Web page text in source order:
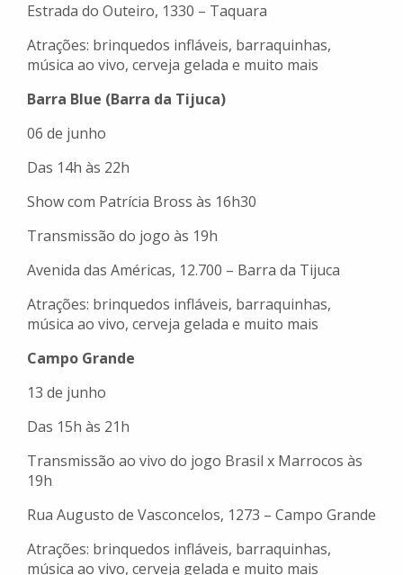
Estrada do Outeiro, 1330 – Taquara
Atrações: brinquedos infláveis, barraquinhas,
música ao vivo, cerveja gelada e muito mais
Barra Blue (Barra da Tijuca)
06 de junho
Das 14h às 22h
Show com Patrícia Bross às 16h30
Transmissão do jogo às 19h
Avenida das Américas, 12.700 – Barra da Tijuca
Atrações: brinquedos infláveis, barraquinhas,
música ao vivo, cerveja gelada e muito mais
Campo Grande
13 de junho
Das 15h às 21h
Transmissão ao vivo do jogo Brasil x Marrocos às
19h
Rua Augusto de Vasconcelos, 1273 – Campo Grande
Atrações: brinquedos infláveis, barraquinhas,
música ao vivo, cerveja gelada e muito mais